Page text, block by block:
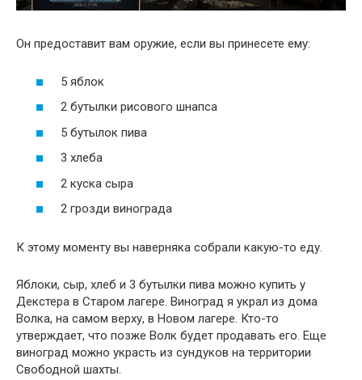
Он предоставит вам оружие, если вы принесете ему:
5 яблок
2 бутылки рисового шнапса
5 бутылок пива
3 хлеба
2 куска сыра
2 грозди винограда
К этому моменту вы наверняка собрали какую-то еду.
Яблоки, сыр, хлеб и 3 бутылки пива можно купить у
Декстера в Старом лагере. Виноград я украл из дома
Волка, на самом верху, в Новом лагере. Кто-то
утверждает, что позже Волк будет продавать его. Еще
виноград можно украсть из сундуков на территории
Свободной шахты.